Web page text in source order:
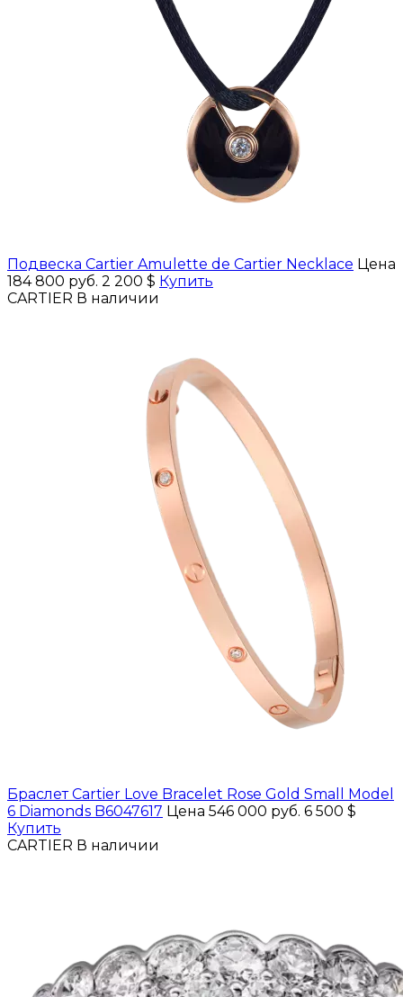
Подвеска Cartier Amulette de Сartier Necklace Цена
184 800 руб. 2 200 $ Купить
CARTIER В наличии
Браслет Cartier Love Bracelet Rose Gold Small Model
6 Diamonds B6047617 Цена 546 000 руб. 6 500 $
Купить
CARTIER В наличии